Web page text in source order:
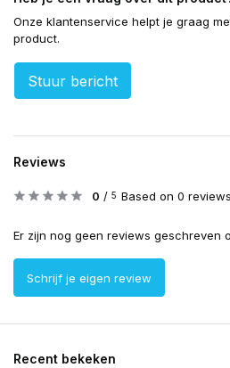
Onze klantenservice helpt je graag
product.
Stuur bericht
Reviews
0 / 5 Based on 0 reviews
Er zijn nog geen reviews geschreven
Schrijf je eigen review
Recent bekeken